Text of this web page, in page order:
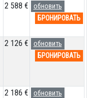
2 588 €
обновить
БРОНИРОВАТЬ
2 126 €
обновить
БРОНИРОВАТЬ
2 186 €
обновить